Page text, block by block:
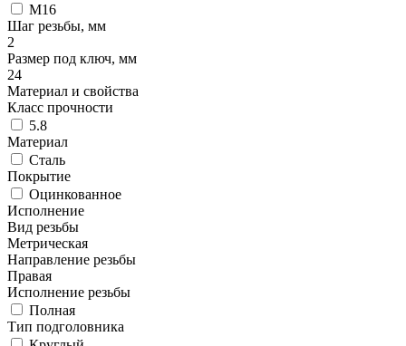
М16
Шаг резьбы, мм
2
Размер под ключ, мм
24
Материал и свойства
Класс прочности
5.8
Материал
Сталь
Покрытие
Оцинкованное
Исполнение
Вид резьбы
Метрическая
Направление резьбы
Правая
Исполнение резьбы
Полная
Тип подголовника